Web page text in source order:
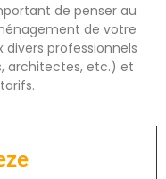
de penser au
de votre
professionnels
architectes, etc.) et